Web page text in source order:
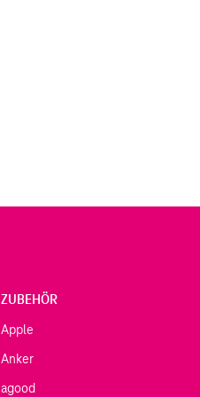
ZUBEHÖR
Apple
Anker
agood